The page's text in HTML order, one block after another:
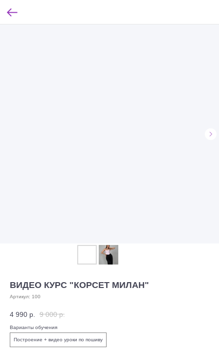
ВИДЕО КУРС "КОРСЕТ МИЛАН"
Артикул: 100
4 990 р. 9 000 р.
Варианты обучения
Построение + видео уроки по пошиву